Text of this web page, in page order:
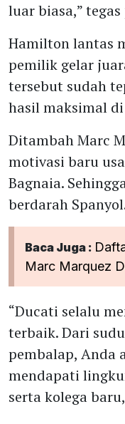
luar biasa,”
Hamilton lantas
pemilik gelar
tersebut sudah
hasil maksimal
Ditambah Marc
motivasi baru
Bagnaia.
berdarah
Baca Juga :
Marc Marquez
“Ducati selalu
terbaik. Dari
pembalap, Anda
mendapati
serta kolega